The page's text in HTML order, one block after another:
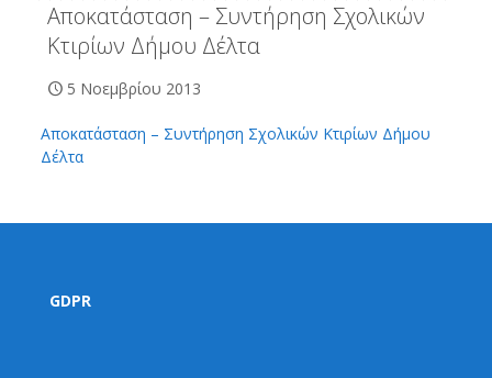
Αποκατάσταση – Συντήρηση Σχολικών
Κτιρίων Δήμου Δέλτα
5 Νοεμβρίου 2013
Αποκατάσταση – Συντήρηση Σχολικών Κτιρίων Δήμου
Δέλτα
GDPR